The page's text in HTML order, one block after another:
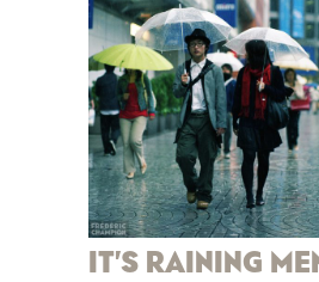
IT’S RAINING